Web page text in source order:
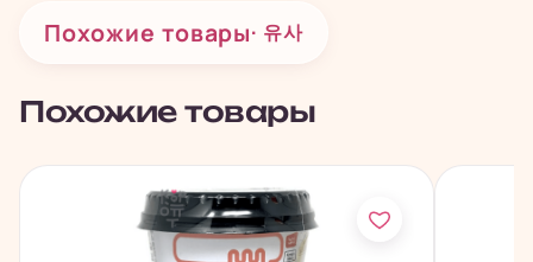
Похожие товары· 유사
Похожие товары